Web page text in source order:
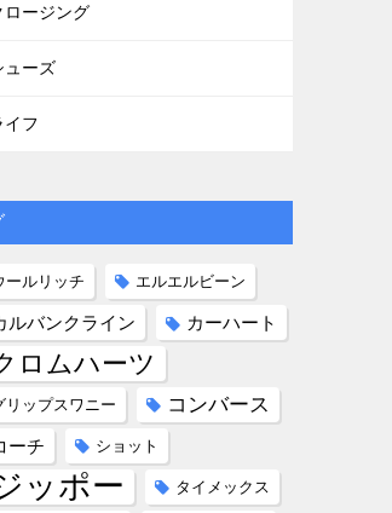
ロージング
ューズ
イフ
ールリッチ エルエルビーン
ルバンクライン カーハート
ロムハーツ
リップスワニー コンバース
ーチ ショット
ッポー タイメックス